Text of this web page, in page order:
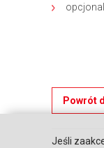
Powrót
Jeśli